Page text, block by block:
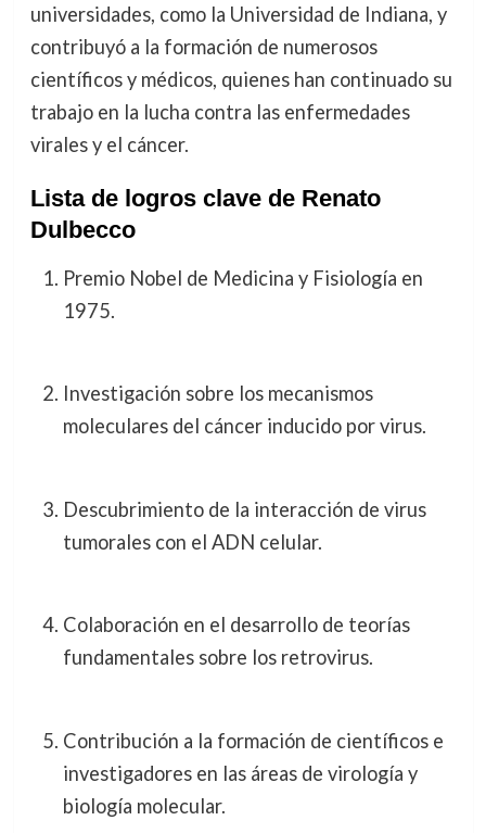
universidades, como la Universidad de Indiana, y
contribuyó a la formación de numerosos
científicos y médicos, quienes han continuado su
trabajo en la lucha contra las enfermedades
virales y el cáncer.
Lista de logros clave de Renato
Dulbecco
Premio Nobel de Medicina y Fisiología en
1975.
Investigación sobre los mecanismos
moleculares del cáncer inducido por virus.
Descubrimiento de la interacción de virus
tumorales con el ADN celular.
Colaboración en el desarrollo de teorías
fundamentales sobre los retrovirus.
Contribución a la formación de científicos e
investigadores en las áreas de virología y
biología molecular.